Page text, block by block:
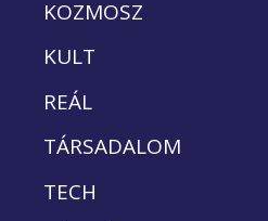
KOZMOSZ
KULT
REÁL
TÁRSADALOM
TECH